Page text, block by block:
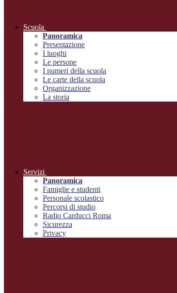
Scuola
Panoramica
Presentazione
I luoghi
Le persone
I numeri della scuola
Le carte della scuola
Organizzazione
La storia
Servizi
Panoramica
Famiglie e studenti
Personale scolastico
Percorsi di studio
Radio Carducci Roma
Sicurezza
Privacy